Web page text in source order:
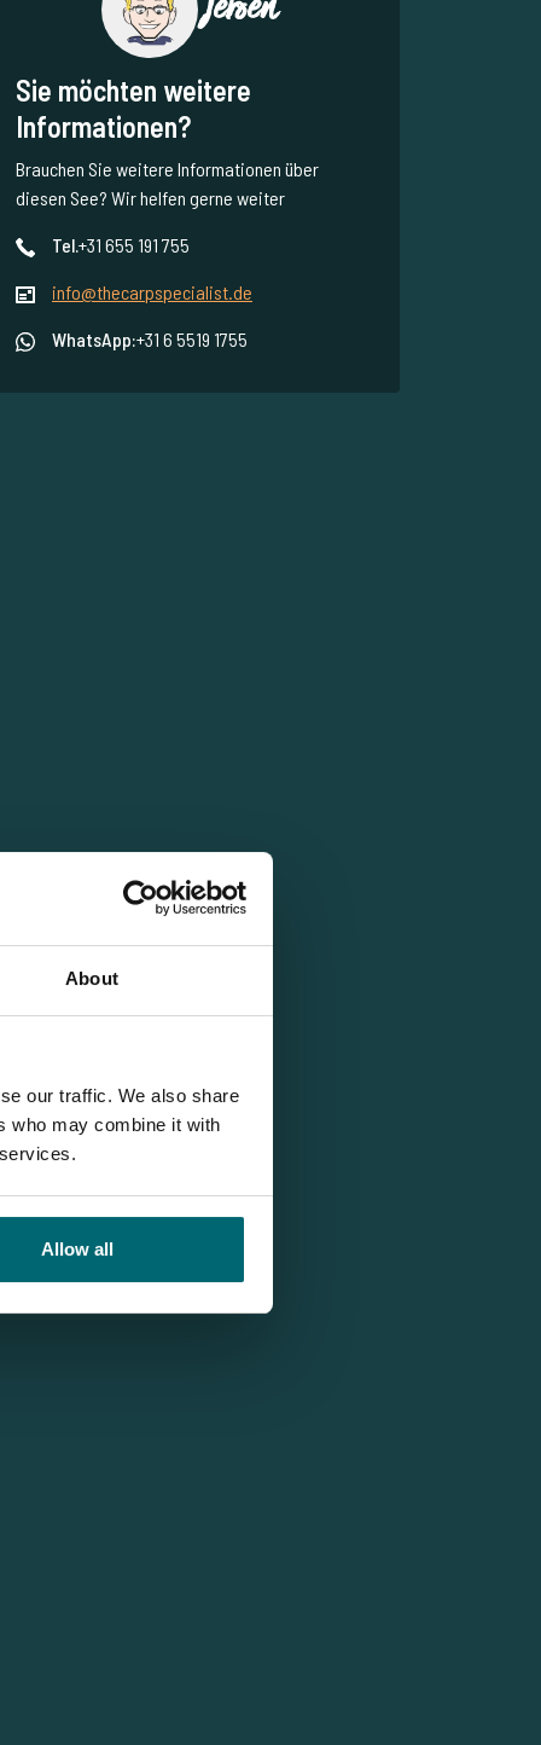
About
our traffic. We also share
who may combine it with
Allow all
Sie möchten weitere
Informationen?
Brauchen Sie weitere Informationen über
diesen See? Wir helfen gerne weiter
Tel.+31 655 191 755
info@thecarpspecialist.de
WhatsApp:+31 6 5519 1755